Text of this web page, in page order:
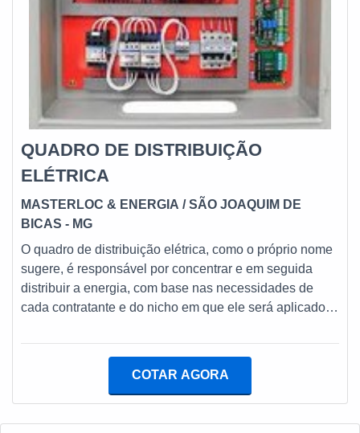
sempre oferecer alta segurança nos produtos, evitando
curtos circuitos e até mesmo acidentes mais
graves.DETALHES PARA INVESTIR NO QUADRO DE
COMANDO ELÉTRICOPara os contratantes que estão
em busca de qualidade e preço justo no quadro de
comando, pode contar com o apoio da MM Geradores,
que oferece variedade e qualidade, sempre com o
objetivo de atender as necessidades dos contratantes,
espalhados por todo território nacional. Entre em
contato e solicite mais informações sobre a contratação!
Saiba mais!
QUADRO DE DISTRIBUIÇÃO
ELÉTRICA
MASTERLOC & ENERGIA / SÃO JOAQUIM DE
BICAS - MG
O quadro de distribuição elétrica, como o próprio nome
sugere, é responsável por concentrar e em seguida
distribuir a energia, com base nas necessidades de
cada contratante e do nicho em que ele será aplicado.
importante, tendo em vista que eles possuem uma
QUADRODevido a variedade de locais que este
produto pode ser aplicado, ele pode ser considerado
COTAR AGORA